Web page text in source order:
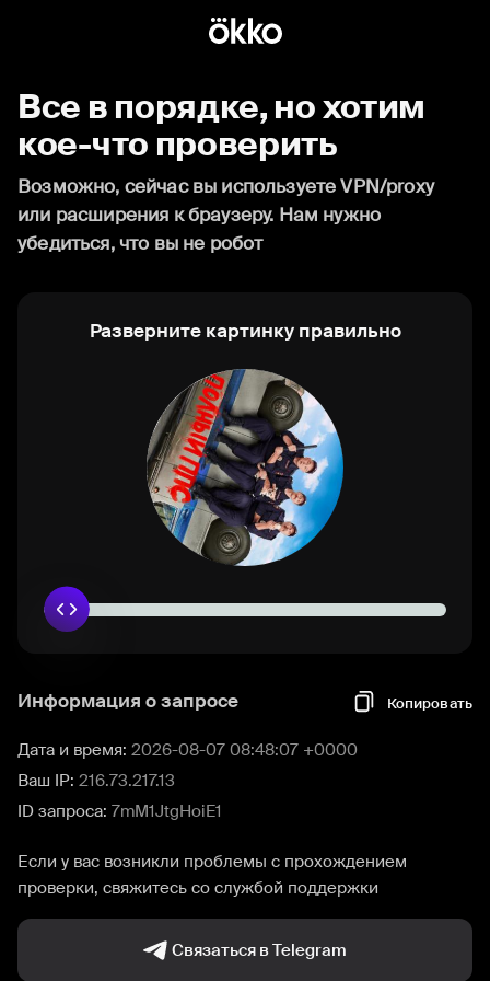
Все в порядке, но хотим
кое-что проверить
Возможно, сейчас вы используете VPN/proxy
или расширения к браузеру. Нам нужно
убедиться, что вы не робот
Разверните картинку правильно
Информация о запросе Копировать
Дата и время: 2026-08-07 08:48:07 +0000
Ваш IP: 216.73.217.13
ID запроса: 7mM1JtgHoiE1
Если у вас возникли проблемы с прохождением
проверки, свяжитесь со службой поддержки
Связаться в Telegram